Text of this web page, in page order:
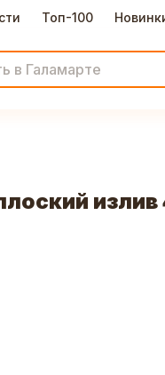
Топ-100